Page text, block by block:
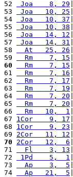
52
Joa    8, 29
53
Joa   10, 25
54
Joa   10, 37
55
Joa   10, 38
56
Joa   14, 12
57
Joa   14, 31
58
  At   25, 26
59
  Rm    7, 15
60
  Rm    7, 15
61
  Rm    7, 16
62
  Rm    7, 17
63
  Rm    7, 19
64
  Rm    7, 20
65
  Rm    7, 20
66
  Rm   10,  1
67 1Cor    9, 17
68 1Cor    9, 23
69 2Cor   11, 12
70
2Cor   12,  6
71
  Fl    3, 13
72
1Pd    5,  1
73
  Ap    3,  5
74
  Ap   21,  5